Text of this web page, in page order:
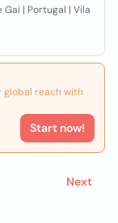
Gai | Portugal | Vila
global reach with
Start now!
Next